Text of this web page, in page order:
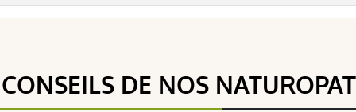
(13Avis)
2 étoiles
0
1 étoile
DE NOS